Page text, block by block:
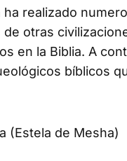
ha realizado
otras
en la Biblia. A
bíblicos
(Estela de Mesha)